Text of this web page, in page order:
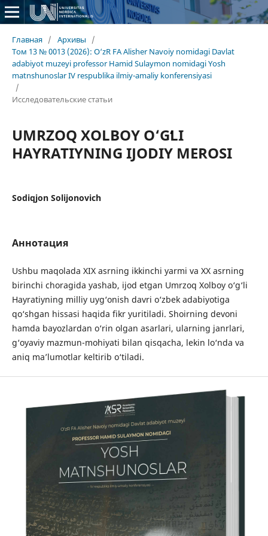
Главная / Архивы
/
Том 13 № 0013 (2026): O‘zR FA Alisher Navoiy nomidagi Davlat
adabiyot muzeyi professor Hamid Sulaymon nomidagi Yosh
matnshunoslar IV respublika ilmiy-amaliy konferensiyasi
/
Исследовательские статьи
UMRZOQ XOLBOY O‘GʻLI
HAYRATIYNING IJODIY MEROSI
Sodiqjon Solijonovich
Аннотация
Ushbu maqolada XIX asrning ikkinchi yarmi va XX asrning
birinchi choragida yashab, ijod etgan Umrzoq Xolboy o‘g‘li
Hayratiyning milliy uyg‘onish davri o‘zbek adabiyotiga
qo‘shgan hissasi haqida fikr yuritiladi. Shoirning devoni
hamda bayozlardan o‘rin olgan asarlari, ularning janrlari,
g‘oyaviy mazmun-mohiyati bilan qisqacha, lekin lo‘nda va
aniq ma’lumotlar keltirib o‘tiladi.